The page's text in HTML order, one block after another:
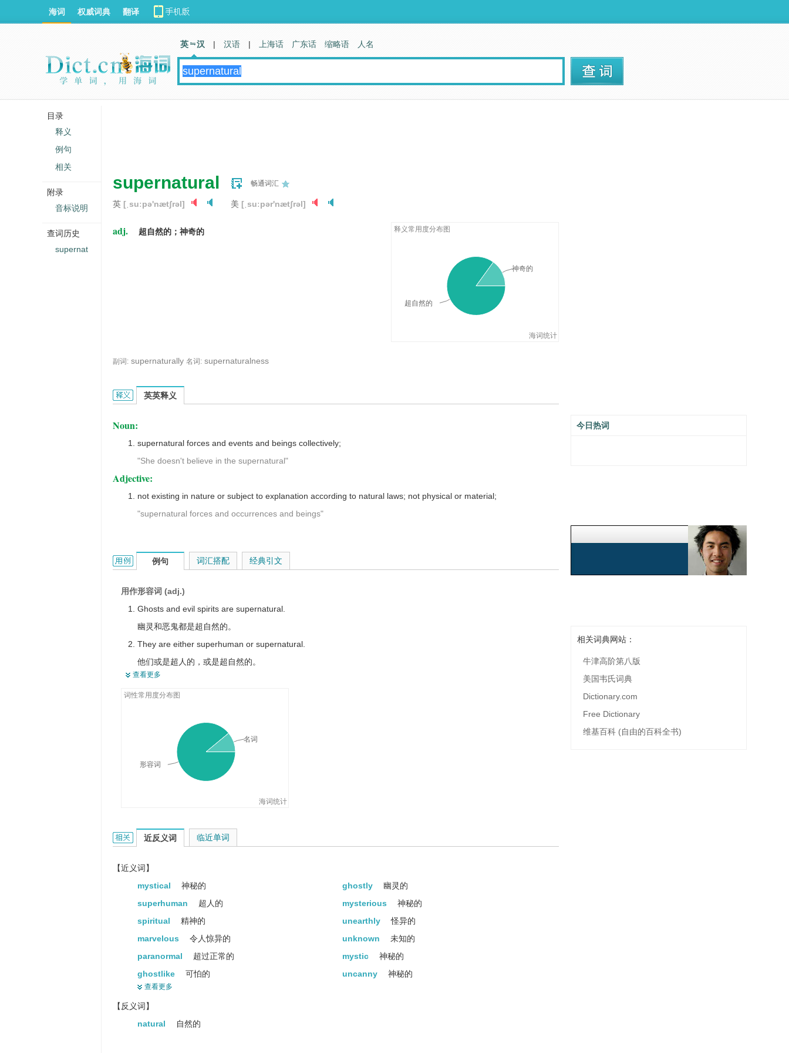
supernatural 畅通词汇
英 [ˌsuːpə'nætʃrəl] 美 [ˌsuːpər'nætʃrəl]
adj. 超自然的；神奇的 释义常用度分布图
海词统计
超自然的
神奇的
副词: supernaturally 名词: supernaturalness
supernatural的英文翻译是什么意思，词典释义与在线翻译：
英英释义
Noun:
supernatural forces and events and beings collectively;
"She doesn't believe in the supernatural"
Adjective:
not existing in nature or subject to explanation according to natural laws; not physical or material;
"supernatural forces and occurrences and beings"
supernatural的用法和样例：
例句
用作形容词 (adj.)
Ghosts and evil spirits are supernatural.
幽灵和恶鬼都是超自然的。
They are either superhuman or supernatural.
他们或是超人的，或是超自然的。
This is a tale of mystery, and the supernatural.
这是一部志怪小说。
中国人工园林，巧夺天工。
Life itself is supernatural,and each person contains countless ferly.
生命本身就是神奇的，每一个人的身上都蕴藏着无数的奇迹。
他拥有一根神奇的金箍棒和高强的武功。
查看更多
词性常用度分布图
海词统计
形容词
名词
词汇搭配 经典引文
supernatural的相关资料：
近反义词
【近义词】
mystical
神秘的 ghostly
幽灵的
superhuman
超人的 mysterious
神秘的
spiritual
精神的 unearthly
怪异的
marvelous
令人惊异的 unknown
未知的
paranormal
超过正常的 mystic
神秘的
ghostlike
可怕的 uncanny
神秘的
weird
离奇的
eerie
unnatural
不自然的
查看更多
【反义词】
natural
自然的
临近单词
今日热词
相关词典网站：
牛津高阶第八版
美国韦氏词典
Dictionary.com
Free Dictionary
维基百科 (自由的百科全书)
海词 权威词典 翻译
英 汉 | 汉语 | 上海话 广东话 缩略语 人名
目录
释义
例句
相关
附录
音标说明
查词历史
supernat